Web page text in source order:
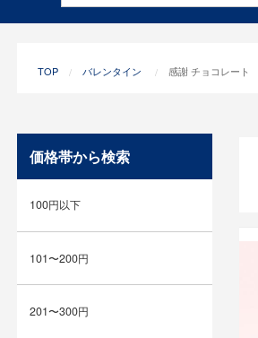
TOP バレンタイン 感謝 チョコレート
価格帯から検索
100円以下
101〜200円
201〜300円